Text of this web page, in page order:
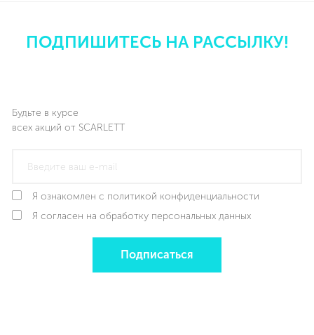
ПОДПИШИТЕСЬ НА РАССЫЛКУ!
Будьте в курсе
всех акций от SCARLETT
Я ознакомлен с политикой конфиденциальности
Я согласен на обработку персональных данных
Подписаться